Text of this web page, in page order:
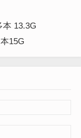
本 13.3G
15G